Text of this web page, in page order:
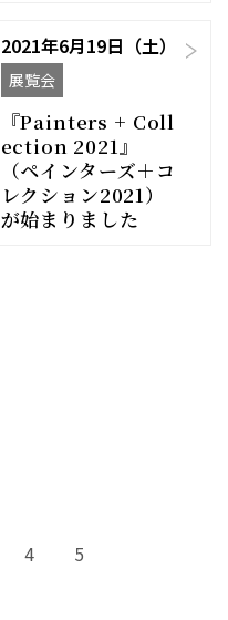
2021年6月19日（土）
展覧会
『Painters + Coll
ection 2021』
（ペインターズ＋コ
レクション2021）
が始まりました
4 5